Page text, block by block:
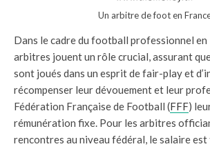
Un arbitre de foot en
Dans le cadre du football professionnel en
arbitres jouent un rôle crucial, assurant
sont joués dans un esprit de fair-play et
récompenser leur dévouement et leur
Fédération Française de Football (FFF)
rémunération fixe. Pour les arbitres
rencontres au niveau fédéral, le salaire est